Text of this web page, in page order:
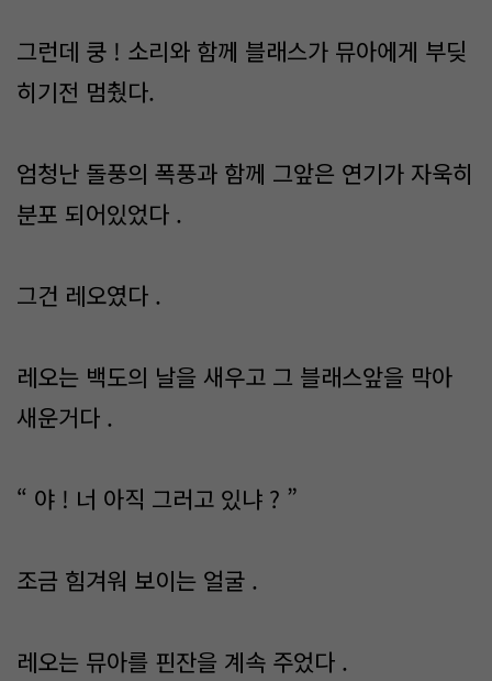
그런데 쿵 ! 소리와 함께 블래스가 뮤아에게 부딪
히기전 멈췄다.
엄청난 돌풍의 폭풍과 함께 그앞은 연기가 자욱히
분포 되어있었다 .
그건 레오였다 .
레오는 백도의 날을 새우고 그 블래스앞을 막아
새운거다 .
“ 야 ! 너 아직 그러고 있냐 ? ”
조금 힘겨워 보이는 얼굴 .
레오는 뮤아를 핀잔을 계속 주었다 .